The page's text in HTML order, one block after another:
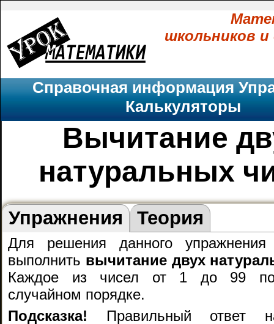
школьников
Справочная информация
Калькуляторы
Вычитание
натуральных
Упражнения Теория
Для решения данного упражнения
выполнить вычитание двух
Каждое из чисел от 1 до 99
случайном порядке.
Подсказка! Правильный ответ